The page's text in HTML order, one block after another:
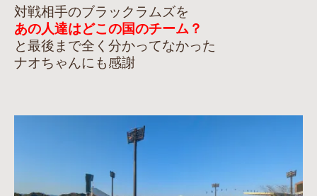
対戦相手のブラックラムズを
あの人達はどこの国のチーム？
と最後まで全く分かってなかった
ナオちゃんにも感謝